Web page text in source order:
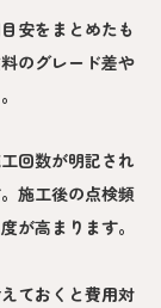
安をまとめたも
のグレード差や
回数が明記され
施工後の点検頻
が高まります。
ておくと費用対